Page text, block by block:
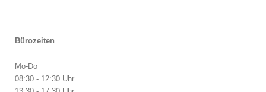
Bürozeiten
Mo-Do
08:30 - 12:30 Uhr